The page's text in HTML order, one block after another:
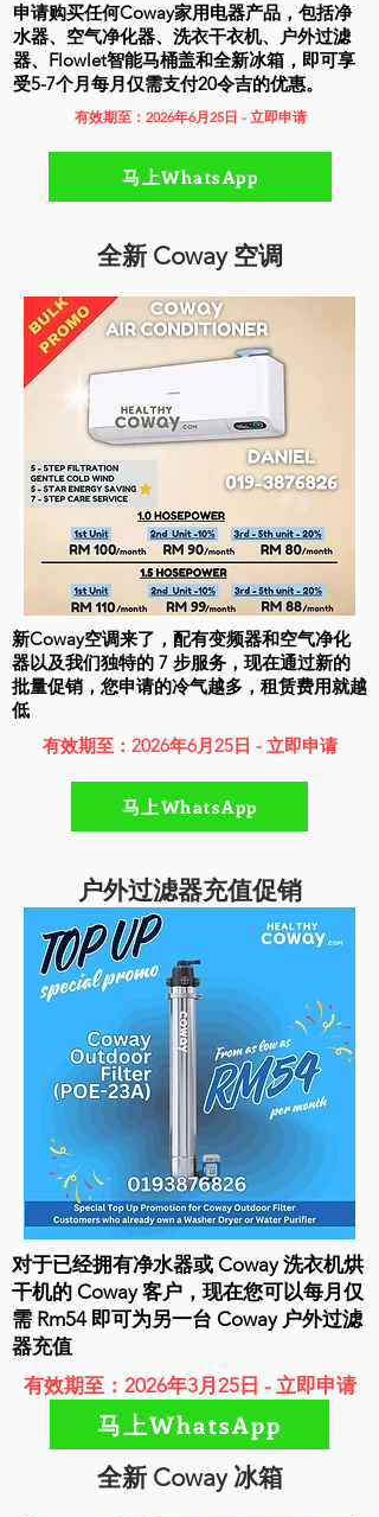
申请购买任何Coway家用电器产品，包括净
水器、空气净化器、洗衣干衣机、户外过滤
器、Flowlet智能马桶盖和全新冰箱，即可享
受5-7个月每月仅需支付20令吉的优惠。
有效期至：2026年6月25日 - 立即申请
马上WhatsApp
全新 Coway 空调
新Coway空调来了，配有变频器和空气净化
器以及我们独特的 7 步服务，现在通过新的
批量促销，您申请的冷气越多，租赁费用就越
低
有效期至：2026年6月25日 - 立即申请
马上WhatsApp
户外过滤器充值促销
对于已经拥有净水器或 Coway 洗衣机烘
干机的 Coway 客户，现在您可以每月仅
需 Rm54 即可为另一台 Coway 户外过滤
器充值
有效期至：2026年3月25日 - 立即申请
马上WhatsApp
全新 Coway 冰箱